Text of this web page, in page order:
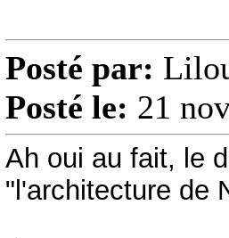
Posté par:
Posté le: 21
Ah oui au fait, le
"l'architecture de